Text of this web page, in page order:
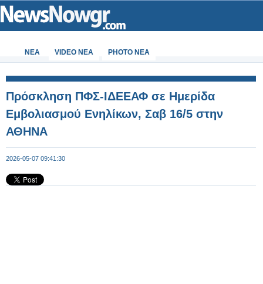
ΝΕΑ VIDEO NEA PHOTO NEA
Πρόσκληση ΠΦΣ-ΙΔΕΕΑΦ σε Ημερίδα
Εμβολιασμού Ενηλίκων, Σαβ 16/5 στην
ΑΘΗΝΑ
2026-05-07 09:41:30